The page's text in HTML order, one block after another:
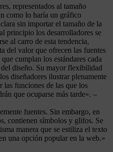
representados al tamaño
como lo haría un gráfico
sin importar el tamaño de la
principio los desarrolladores se
al carro de esta tendencia,
del valor que ofrecen las fuentes
cumplan los estándares cada
diseño. Su mayor flexibilidad
diseñadores ilustrar plenamente
funciones de las que los
que ocuparse más tarde». –
fuentes. Sin embargo, en
contienen símbolos y glifos. Se
manera que se estiliza el texto
una opción popular en la web.»